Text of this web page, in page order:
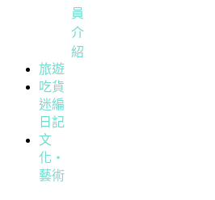
員
介
紹
旅遊
吃貨
迷編
日記
文
化・
藝術